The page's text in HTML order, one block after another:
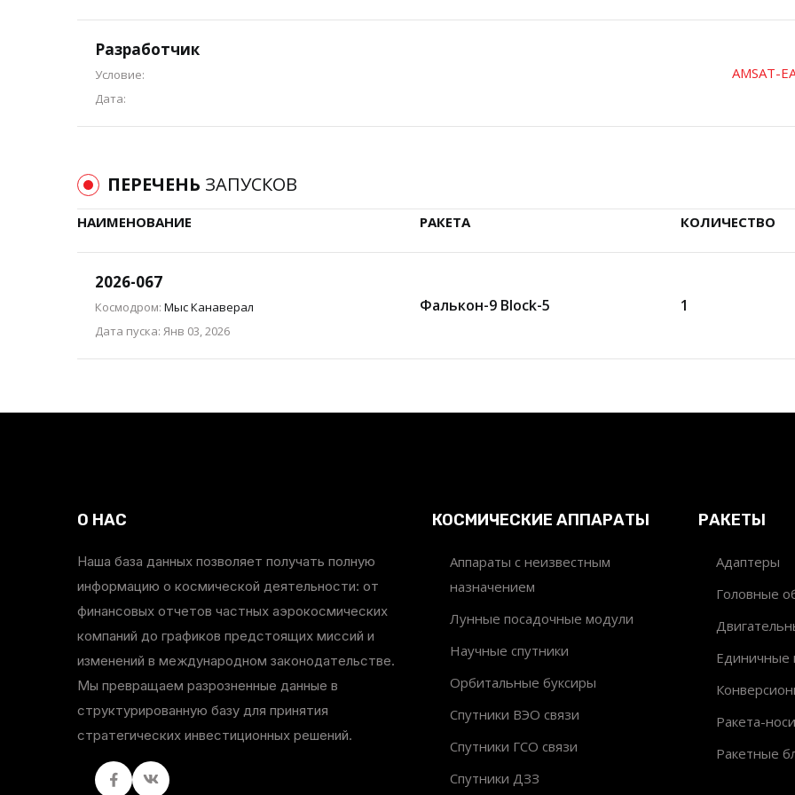
Разработчик
Условие:
Дата:
AMSAT-
ПЕРЕЧЕНЬ ЗАПУСКОВ
НАИМЕНОВАНИЕ РАКЕТА КОЛИЧЕСТВО
2026-067
Космодром: Мыс Канаверал
Дата пуска: Янв 03, 2026
Фалькон-9 Block-5 1
О НАС
Наша база данных позволяет получать полную
информацию о космической деятельности: от
финансовых отчетов частных аэрокосмических
компаний до графиков предстоящих миссий и
изменений в международном законодательстве.
Мы превращаем разрозненные данные в
структурированную базу для принятия
стратегических инвестиционных решений.
FacebookвКонтакте
КОСМИЧЕСКИЕ АППАРАТЫ
Аппараты с неизвестным
назначением
Лунные посадочные модули
Научные спутники
Орбитальные буксиры
Спутники ВЭО связи
Спутники ГСО связи
Спутники ДЗЗ
РАКЕТЫ
Адаптеры
Головные
Единичные
Ракета-
Ракетные